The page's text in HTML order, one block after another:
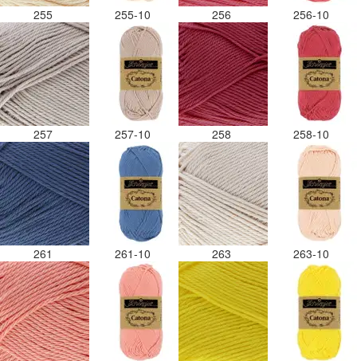
255 255-10 256 256-10
257 257-10 258 258-10
261 261-10 263 263-10